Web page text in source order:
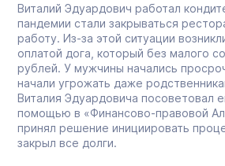
Виталий Эдуардович работал
пандемии стали закрываться
работу. Из-за этой ситуации
оплатой дога, который без малого
рублей. У мужчины начались
начали угрожать даже
Виталия Эдуардовича посоветовал
помощью в «Финансово-правовой
принял решение инициировать
закрыл все долги.